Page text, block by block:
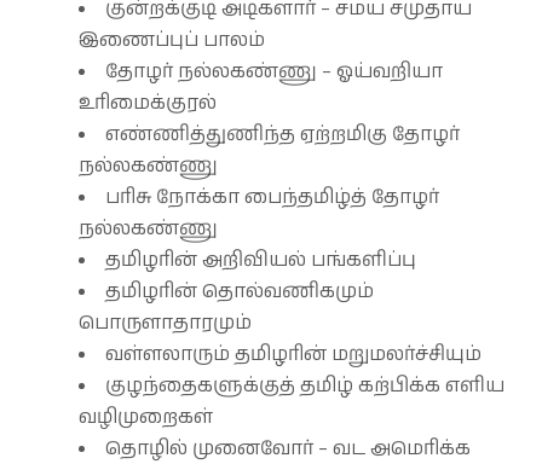
குன்றக்குடி அடிகளார் – சமய சமுதாய
இணைப்புப் பாலம்
தோழர் நல்லகண்ணு – ஓய்வறியா
உரிமைக்குரல்
எண்ணித்துணிந்த ஏற்றமிகு தோழர்
நல்லகண்ணு
பரிசு நோக்கா பைந்தமிழ்த் தோழர்
நல்லகண்ணு
தமிழரின் அறிவியல் பங்களிப்பு
தமிழரின் தொல்வணிகமும்
பொருளாதாரமும்
வள்ளலாரும் தமிழரின் மறுமலர்ச்சியும்
குழந்தைகளுக்குத் தமிழ் கற்பிக்க எளிய
வழிமுறைகள்
தொழில் முனைவோர் – வட அமெரிக்க